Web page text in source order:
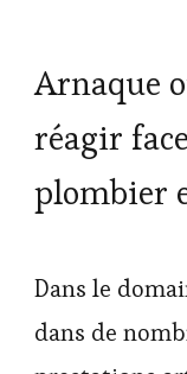
Arnaque
réagir
plombier
Dans le
dans de